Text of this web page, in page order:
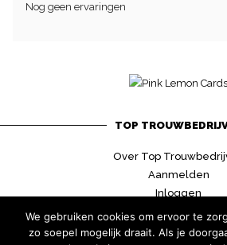
Nog geen ervaringen
TOP
Over Top
Aanmelden
Inloggen
Contact
We gebruiken cookies om ervoor te
zo soepel mogelijk draait. Als je